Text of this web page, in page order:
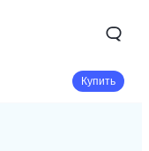
Купить